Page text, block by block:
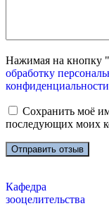
Нажимая на кнопку
обработку
конфиденциальности
Сохранить моё
последующих моих
Кафедра
зооцелительства